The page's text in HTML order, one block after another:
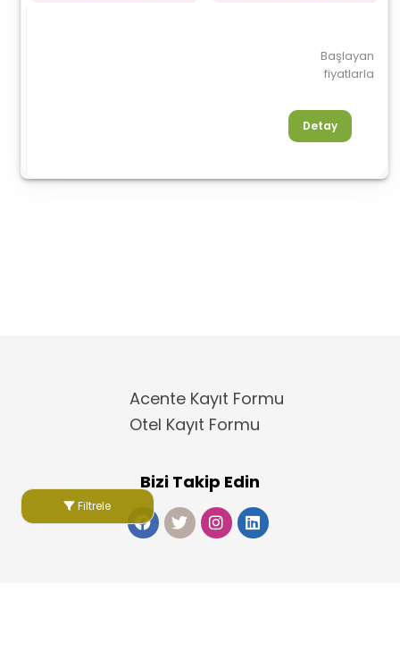
Filtrele
Başlayan
fiyatlarla
Detay
Acente Kayıt Formu
Otel Kayıt Formu
Bizi Takip Edin